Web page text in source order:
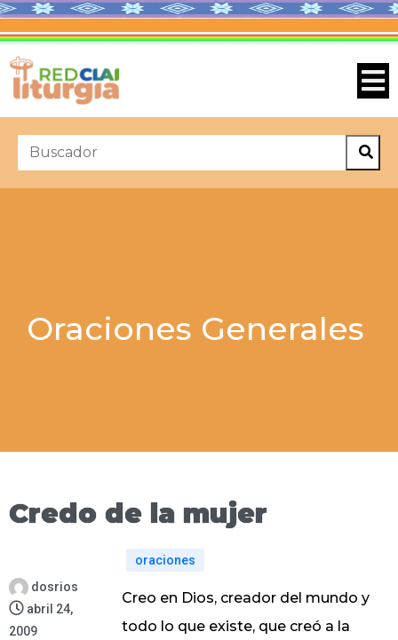
Oraciones Generales
Credo de la mujer
dosrios
abril 24,
2009
oraciones
Creo en Dios, creador del mundo y
todo lo que existe, que creó a la